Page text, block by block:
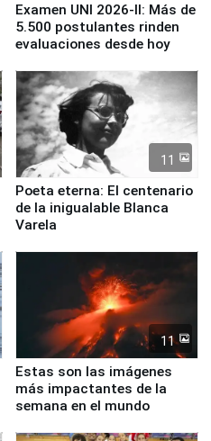
Examen UNI 2026-II: Más de
5.500 postulantes rinden
evaluaciones desde hoy
11
Poeta eterna: El centenario
de la inigualable Blanca
Varela
11
Estas son las imágenes
más impactantes de la
semana en el mundo